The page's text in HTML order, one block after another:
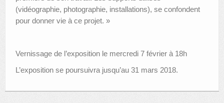
(vidéographie, photographie, installations), se confondent
pour donner vie à ce projet. »
Vernissage de l’exposition le mercredi 7 février à 18h
L’exposition se poursuivra jusqu’au 31 mars 2018.